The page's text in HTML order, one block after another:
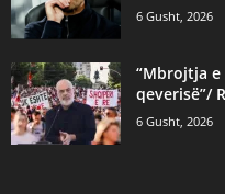
6 Gusht, 2026
“Mbrojtja
qeverisë”/
6 Gusht, 2026